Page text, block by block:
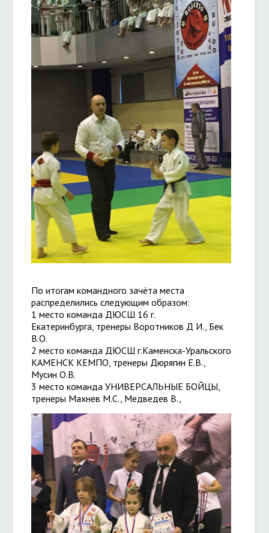
По итогам командного зачёта места
распределились следующим образом:
1 место команда ДЮСШ 16 г.
Екатеринбурга, тренеры Воротников Д И., Бек
В.О.
2 место команда ДЮСШ г.Каменска-Уральского
КАМЕНСК КЕМПО, тренеры Дюрягин Е.В.,
Мусин О.В.
3 место команда УНИВЕРСАЛЬНЫЕ БОЙЦЫ,
тренеры Махнев М.С., Медведев В.,